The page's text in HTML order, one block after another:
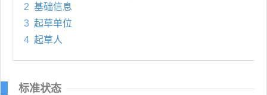
2 基础信息
3 起草单位
4 起草人
标准状态